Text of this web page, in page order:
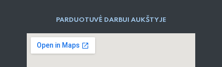
PARDUOTUVĖ DARBUI AUKŠTYJE